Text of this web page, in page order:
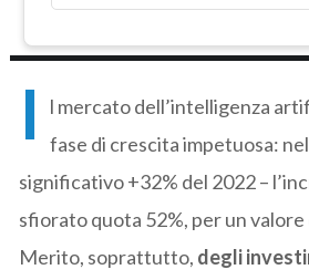
I
l mercato dell’intelligenza
fase di crescita impetuosa:
significativo +32% del 2022 –
sfiorato quota 52%, per un valore
Merito, soprattutto, degli